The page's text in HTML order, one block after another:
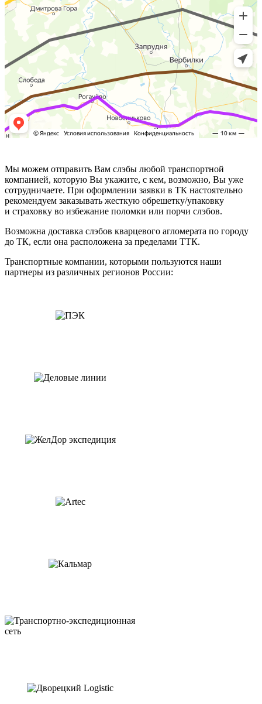
Мы можем отправить Вам слэбы любой транспортной
компанией, которую Вы укажите, с кем, возможно, Вы уже
сотрудничаете. При оформлении заявки в ТК настоятельно
рекомендуем заказывать жесткую обрешетку/упаковку
и страховку во избежание поломки или порчи слэбов.
Возможна доставка слэбов кварцевого агломерата по городу
до ТК, если она расположена за пределами ТТК.
Транспортные компании, которыми пользуются наши
партнеры из различных регионов России: